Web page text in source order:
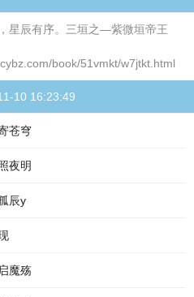
星辰有序。三垣之—紫微垣帝王
book/51vmkt/w7jtkt.html
10 16:23:49
苍穹
夜明
辰y
魔殇